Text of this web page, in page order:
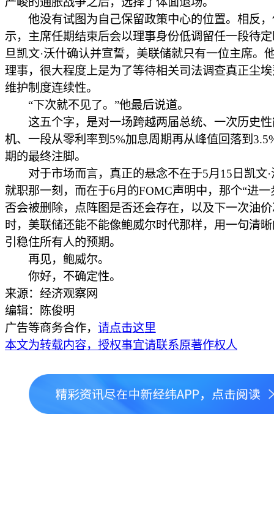
他没有试图为自己保留政策中心的位置。相反，
示，主席任期结束后会以理事身份低调留任一段待
旦凯文·沃什确认并宣誓，美联储就只有一位主席。
理事，很大程度上是为了等待相关司法调查真正尘
维护制度连续性。
“下次就不见了。”他最后说道。
这五个字，是对一场跨越两届总统、一次历史性
机、一段从零利率到5%加息周期再从峰值回落到
期的最终注脚。
对于市场而言，真正的悬念不在于5月15日凯文·
就职那一刻，而在于6月的FOMC声明中，那个“进一
否会被删除，点阵图是否还会存在，以及下一次油
时，美联储还能不能像鲍威尔时代那样，用一句清
引稳住所有人的预期。
再见，鲍威尔。
你好，不确定性。
来源：经济观察网
编辑：陈俊明
广告等商务合作， 请点击这里
本文为转载内容，授权事宜请联系原著作权人